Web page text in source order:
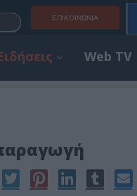
ΕΠΙΚΟΙΝΩΝΊΑ
Web TV